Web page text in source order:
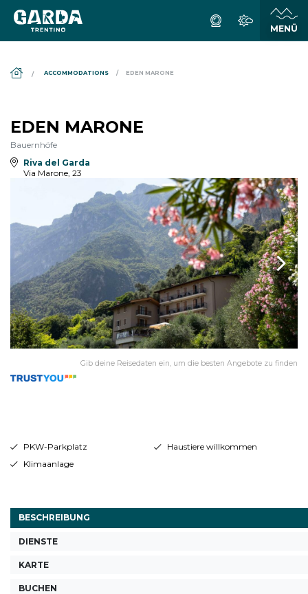
ACCOMMODATIONS EDEN MARONE
EDEN MARONE
Bauernhöfe
Riva del Garda
Via Marone, 23
Gib deine Reisedaten ein, um die besten Angebote zu finden
PKW-Parkplatz
Haustiere willkommen
Klimaanlage
BESCHREIBUNG
DIENSTE
KARTE
BUCHEN